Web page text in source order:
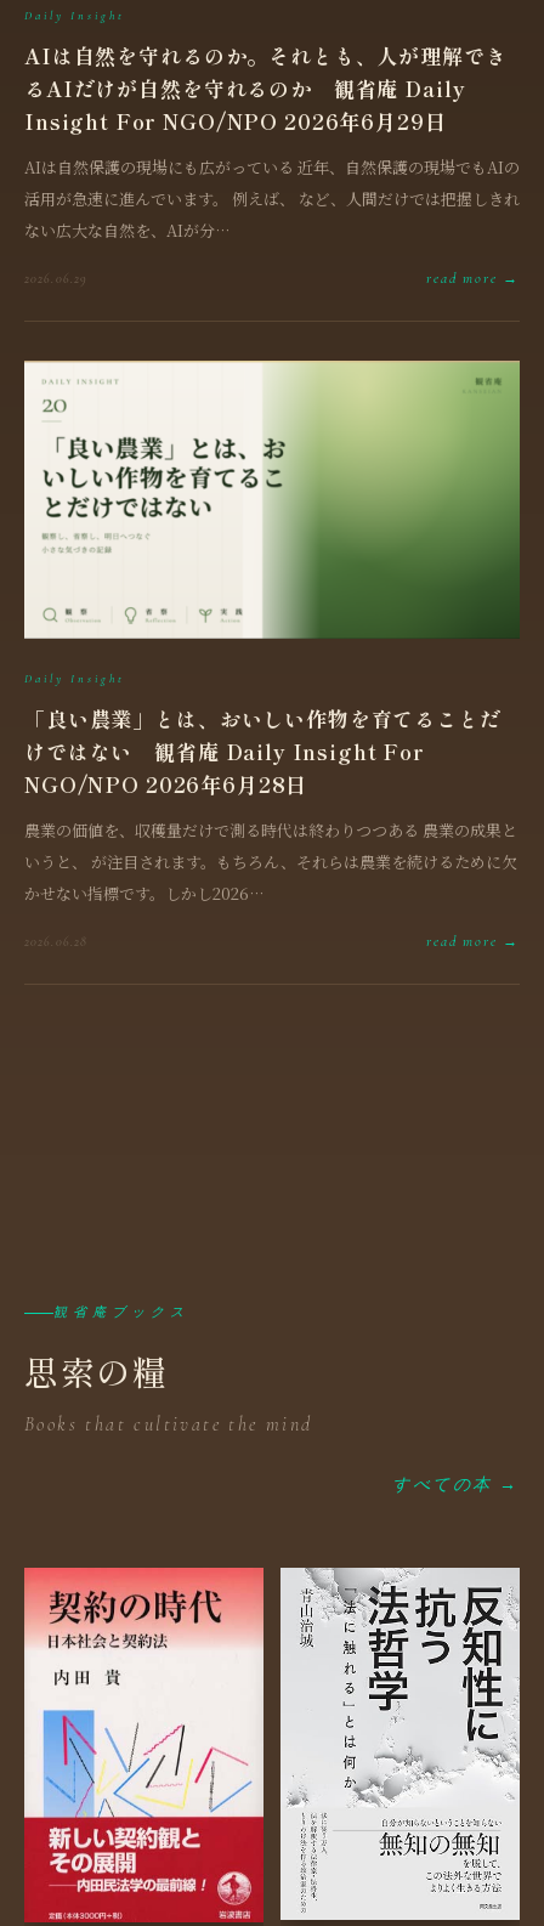
Daily Insight
AIは自然を守れるのか。それとも、人が理解でき
るAIだけが自然を守れるのか 観省庵 Daily
Insight For NGO/NPO 2026年6月29日
AIは自然保護の現場にも広がっている 近年、自然保護の現場でもAIの
活用が急速に進んでいます。 例えば、 など、人間だけでは把握しきれ
ない広大な自然を、AIが分…
2026.06.29 read more →
Daily Insight
「良い農業」とは、おいしい作物を育てることだ
けではない 観省庵 Daily Insight For
NGO/NPO 2026年6月28日
農業の価値を、収穫量だけで測る時代は終わりつつある 農業の成果と
いうと、 が注目されます。もちろん、それらは農業を続けるために欠
かせない指標です。しかし2026…
2026.06.28 read more →
観省庵ブックス
思索の糧
Books that cultivate the mind
すべての本 →